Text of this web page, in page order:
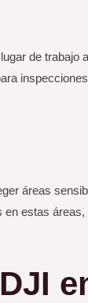
de trabajo
áreas
estas